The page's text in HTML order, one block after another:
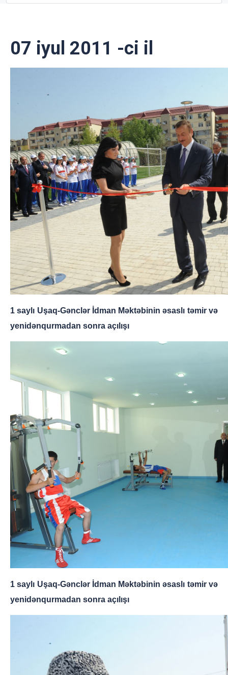
07 iyul 2011 -ci il
1 saylı Uşaq-Gənclər İdman Məktəbinin əsaslı təmir və
yenidənqurmadan sonra açılışı
1 saylı Uşaq-Gənclər İdman Məktəbinin əsaslı təmir və
yenidənqurmadan sonra açılışı